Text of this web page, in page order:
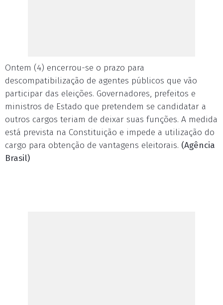
Ontem (4) encerrou-se o prazo para
descompatibilização de agentes públicos que vão
participar das eleições. Governadores, prefeitos e
ministros de Estado que pretendem se candidatar a
outros cargos teriam de deixar suas funções. A medida
está prevista na Constituição e impede a utilização do
cargo para obtenção de vantagens eleitorais. (Agência
Brasil)